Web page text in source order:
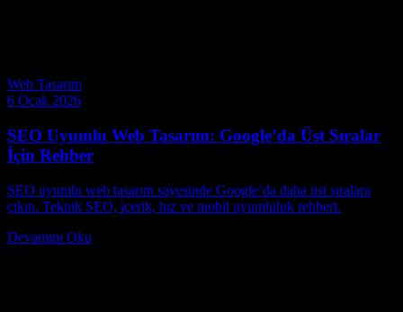
Web Tasarım
6 Ocak 2026
SEO Uyumlu Web Tasarım: Google’da Üst Sıralar
İçin Rehber
SEO uyumlu web tasarım sayesinde Google’da daha üst sıralara
çıkın. Teknik SEO, içerik, hız ve mobil uyumluluk rehberi.
Devamını Oku